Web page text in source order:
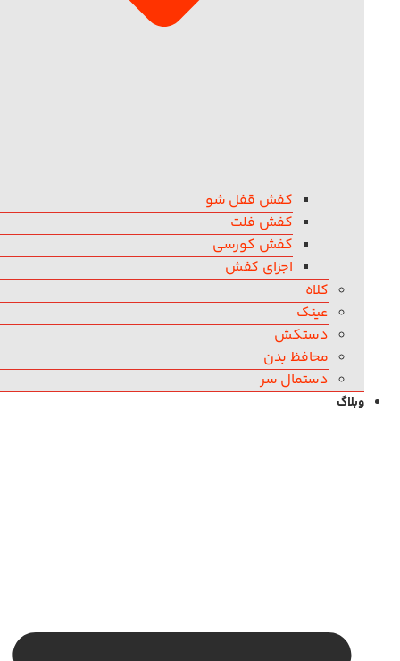
کفش قفل شو
کفش فلت
کفش کورسی
اجزای کفش
کلاه
عینک
دستکش
محافظ بدن
دستمال سر
وبلاگ